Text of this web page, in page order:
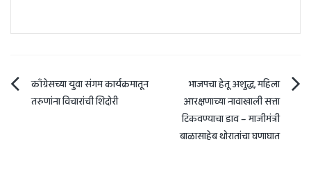
Postकाँग्रेसच्या युवा संगम कार्यक्रमातून
तरुणांना विचारांची शिदोरी
भाजपचा हेतू अशुद्ध, महिला
आरक्षणाच्या नावाखाली सत्ता
टिकवण्याचा डाव – माजीमंत्री
बाळासाहेब थोरातांचा घणाघात